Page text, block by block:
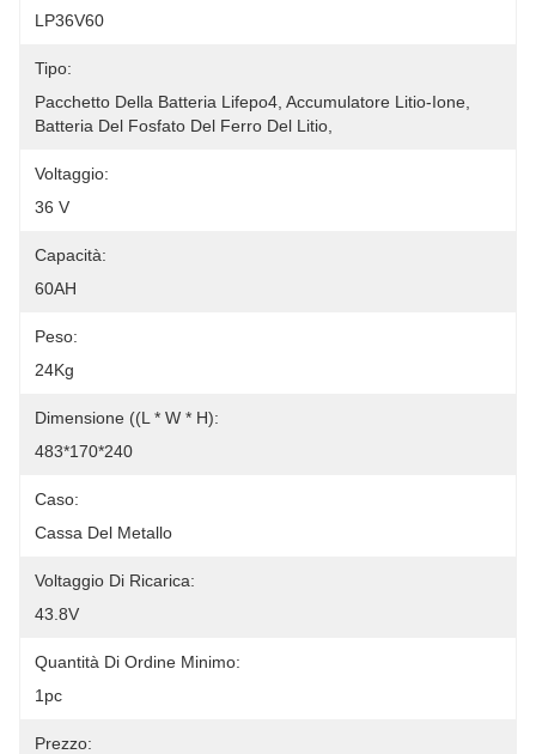
LP36V60
Tipo:
Pacchetto Della Batteria Lifepo4, Accumulatore Litio-Ione,
Batteria Del Fosfato Del Ferro Del Litio,
Voltaggio:
36 V
Capacità:
60AH
Peso:
24Kg
Dimensione ((L * W * H):
483*170*240
Caso:
Cassa Del Metallo
Voltaggio Di Ricarica:
43.8V
Quantità Di Ordine Minimo:
1pc
Prezzo: